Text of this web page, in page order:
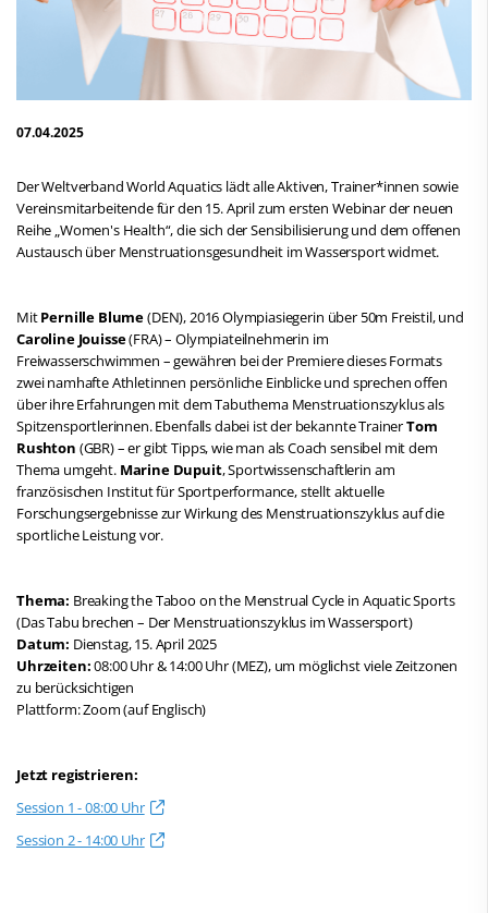
07.04.2025
Der Weltverband World Aquatics lädt alle Aktiven, Trainer*innen sowie
Vereinsmitarbeitende für den 15. April zum ersten Webinar der neuen
Reihe „Women's Health“, die sich der Sensibilisierung und dem offenen
Austausch über Menstruationsgesundheit im Wassersport widmet.
MitPernille Blume(DEN), 2016 Olympiasiegerin über 50m Freistil, und
Caroline Jouisse(FRA) – Olympiateilnehmerin im
Freiwasserschwimmen – gewähren bei der Premiere dieses Formats
zwei namhafte Athletinnen persönliche Einblicke und sprechen offen
über ihre Erfahrungen mit dem Tabuthema Menstruationszyklus als
Spitzensportlerinnen. Ebenfalls dabei ist der bekannte TrainerTom
Rushton (GBR) – er gibt Tipps, wie man als Coach sensibel mit dem
Thema umgeht. Marine Dupuit, Sportwissenschaftlerin am
französischen Institut für Sportperformance, stellt aktuelle
Forschungsergebnisse zur Wirkung des Menstruationszyklus auf die
sportliche Leistung vor.
Thema: Breaking the Taboo on the Menstrual Cycle in Aquatic Sports
(Das Tabu brechen – Der Menstruationszyklus im Wassersport)
Datum: Dienstag, 15. April 2025
Uhrzeiten:08:00 Uhr & 14:00 Uhr (MEZ), um möglichst viele Zeitzonen
zu berücksichtigen
Plattform: Zoom (auf Englisch)
Jetzt registrieren:
Session 1 - 08:00 Uhr
Session 2 - 14:00 Uhr